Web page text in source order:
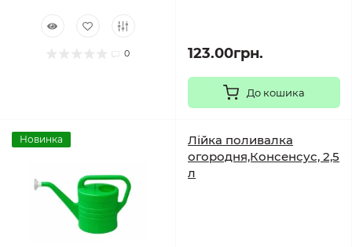
0 123.00грн.
До кошика
Новинка
Лійка поливалка
огородня,Консенсус, 2,5
л